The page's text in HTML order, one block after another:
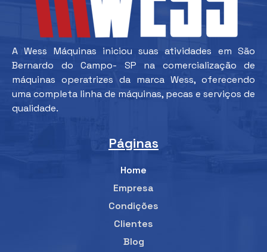
A Wess Máquinas iniciou suas atividades em São
Bernardo do Campo- SP na comercialização de
máquinas operatrizes da marca Wess, oferecendo
uma completa linha de máquinas, pecas e serviços de
qualidade.
Páginas
Home
Empresa
Condições
Clientes
Blog